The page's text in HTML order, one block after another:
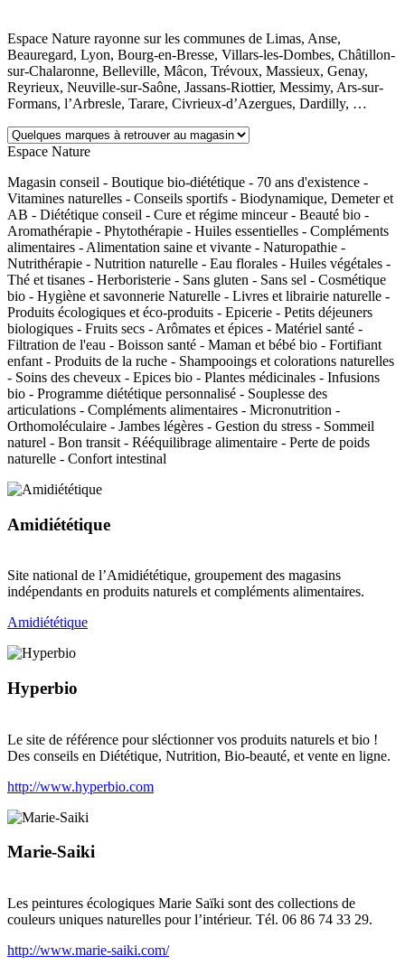
Espace Nature rayonne sur les communes de Limas, Anse,
Beauregard, Lyon, Bourg-en-Bresse, Villars-les-Dombes, Châtillon-
sur-Chalaronne, Belleville, Mâcon, Trévoux, Massieux, Genay,
Reyrieux, Neuville-sur-Saône, Jassans-Riottier, Messimy, Ars-sur-
Formans, l’Arbresle, Tarare, Civrieux-d’Azergues, Dardilly, …
Espace Nature
Magasin conseil - Boutique bio-diététique - 70 ans d'existence -
Vitamines naturelles - Conseils sportifs - Biodynamique, Demeter et
AB - Diététique conseil - Cure et régime minceur - Beauté bio -
Aromathérapie - Phytothérapie - Huiles essentielles - Compléments
alimentaires - Alimentation saine et vivante - Naturopathie -
Nutrithérapie - Nutrition naturelle - Eau florales - Huiles végétales -
Thé et tisanes - Herboristerie - Sans gluten - Sans sel - Cosmétique
bio - Hygiène et savonnerie Naturelle - Livres et librairie naturelle -
Produits écologiques et éco-produits - Epicerie - Petits déjeuners
biologiques - Fruits secs - Arômates et épices - Matériel santé -
Filtration de l'eau - Boisson santé - Maman et bébé bio - Fortifiant
enfant - Produits de la ruche - Shampooings et colorations naturelles
- Soins des cheveux - Epices bio - Plantes médicinales - Infusions
bio - Programme diététique personnalisé - Souplesse des
articulations - Compléments alimentaires - Micronutrition -
Orthomoléculaire - Jambes légères - Gestion du stress - Sommeil
naturel - Bon transit - Rééquilibrage alimentaire - Perte de poids
naturelle - Confort intestinal
Amidiététique
Site national de l’Amidiététique, groupement des magasins
indépendants en produits naturels et compléments alimentaires.
Amidiététique
Hyperbio
Le site de référence pour sléctionner vos produits naturels et bio !
Des conseils en Diététique, Nutrition, Bio-beauté, et vente en ligne.
http://www.hyperbio.com
Marie-Saiki
Les peintures écologiques Marie Saïki sont des collections de
couleurs uniques naturelles pour l’intérieur. Tél. 06 86 74 33 29.
http://www.marie-saiki.com/